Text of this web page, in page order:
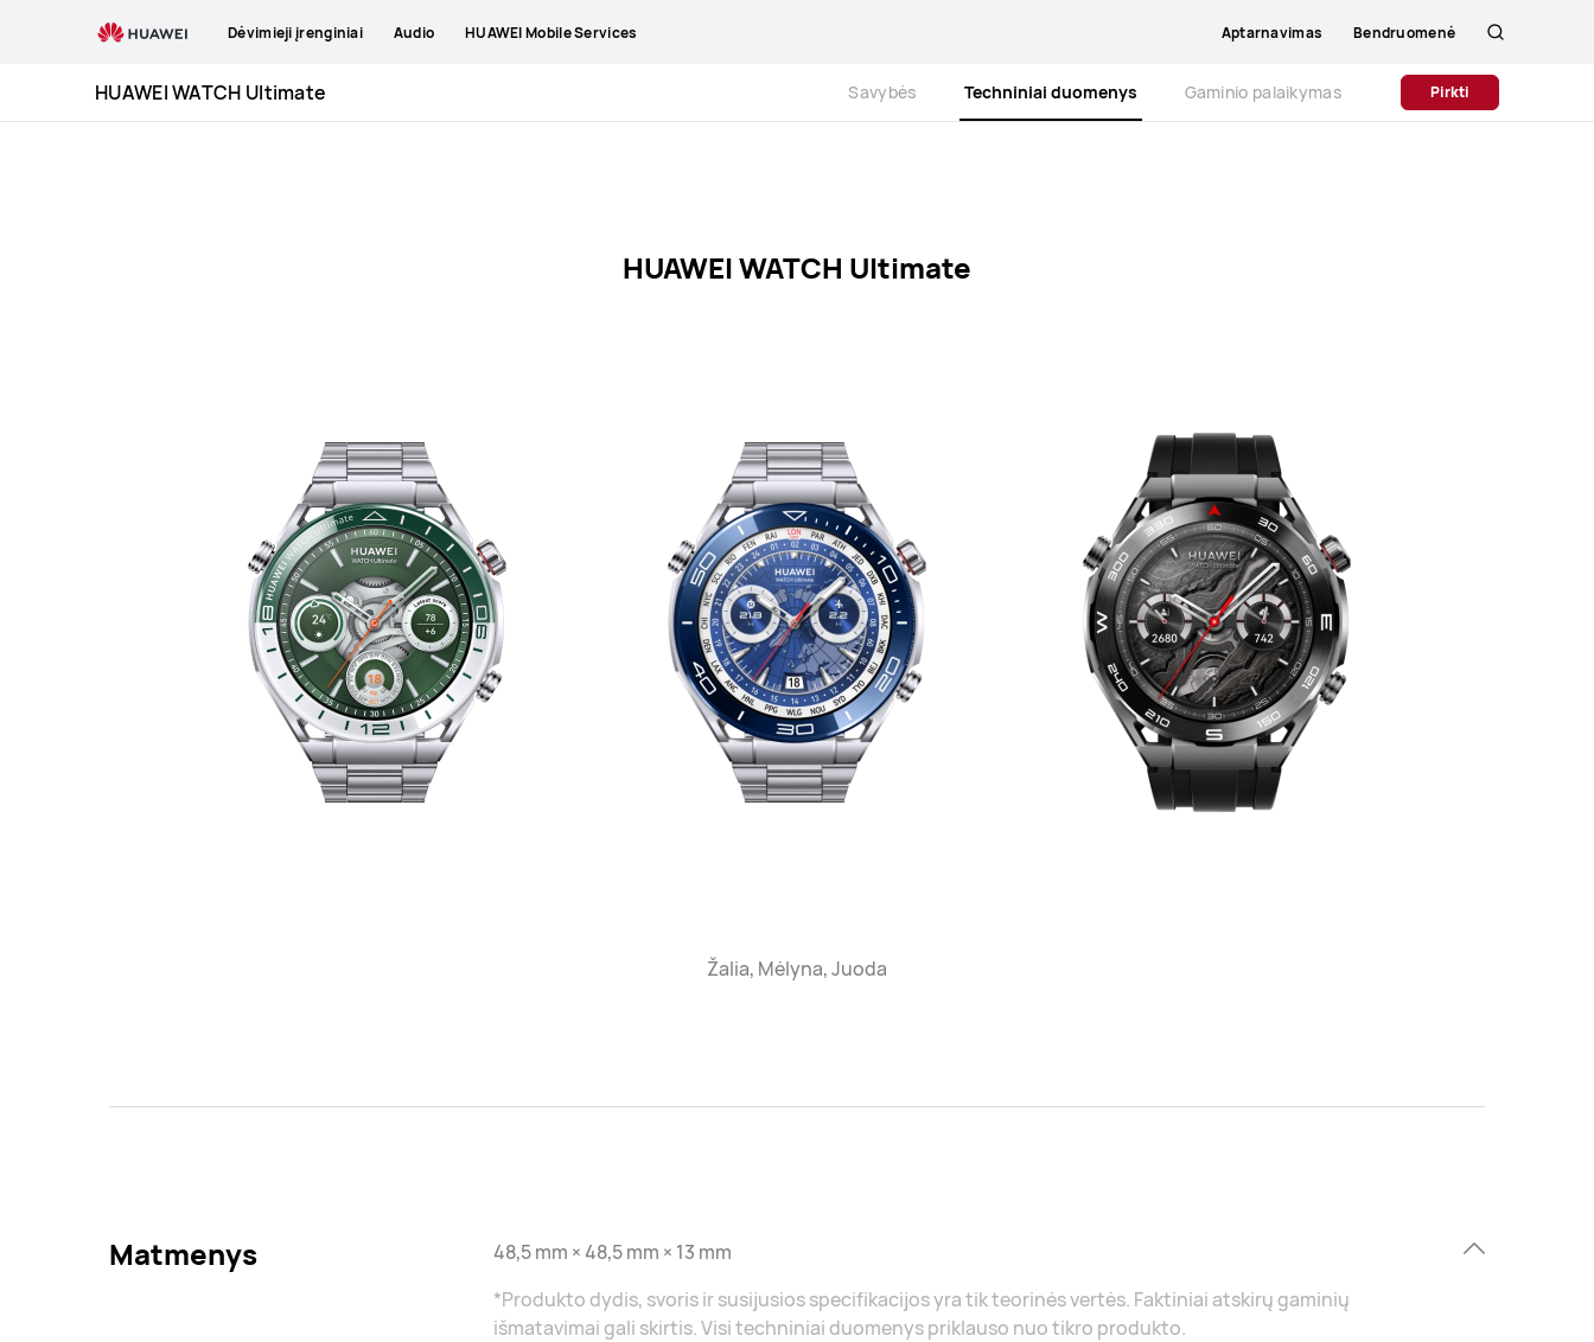
Specification
Dėvimieji įrenginiai Audio HUAWEI Mobile Services Aptarnavimas Bendruomenė
HUAWEI WATCH Ultimate
Savybės Techniniai duomenys Gaminio palaikymas Pirkti
HUAWEI WATCH Ultimate
Žalia, Mėlyna, Juoda
Matmenys
48,5 mm × 48,5 mm × 13 mm
*Produkto dydis, svoris ir susijusios specifikacijos yra tik teorinės vertės. Faktiniai atskirų gaminių
išmatavimai gali skirtis. Visi techniniai duomenys priklauso nuo tikro produkto.